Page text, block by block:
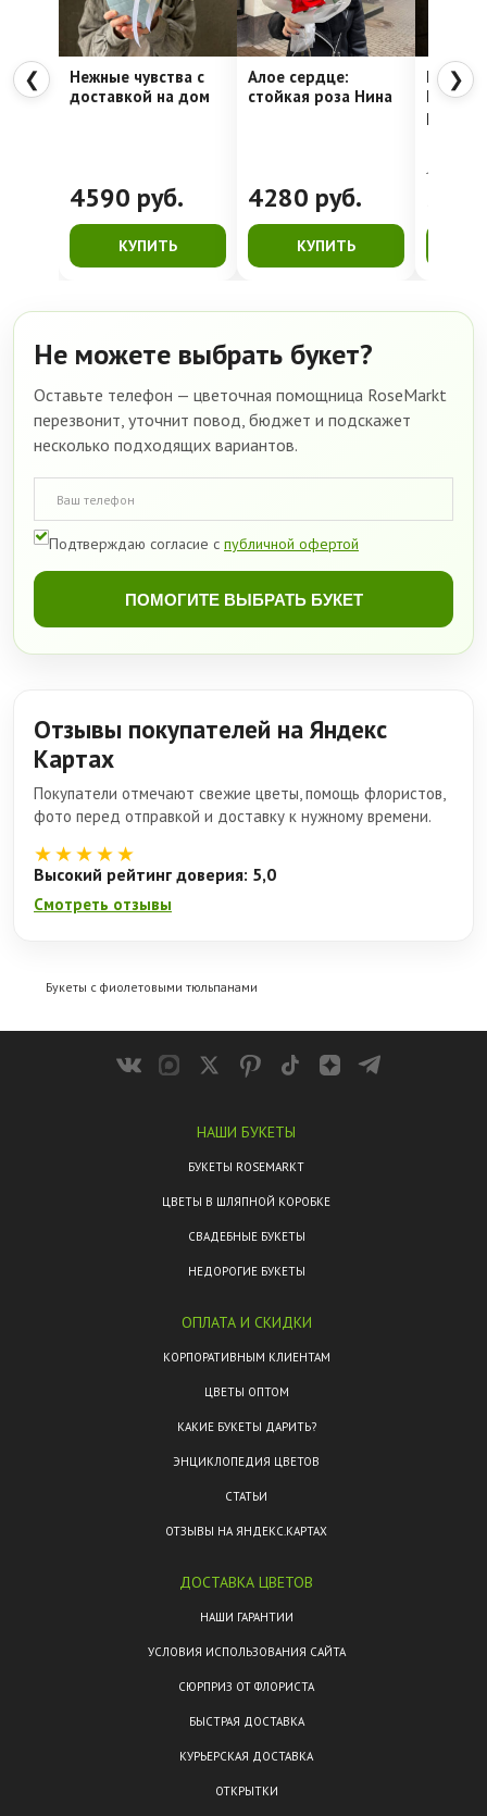
❮
Нежные чувства с
доставкой на дом
4590 руб.
КУПИТЬ
Алое сердце:
стойкая роза Нина
4280 руб.
КУПИТЬ
Недели
4762
❯
Не можете выбрать букет?
Оставьте телефон — цветочная помощница RoseMarkt
перезвонит, уточнит повод, бюджет и подскажет
несколько подходящих вариантов.
Подтверждаю согласие с публичной офертой
ПОМОГИТЕ ВЫБРАТЬ БУКЕТ
Отзывы покупателей на Яндекс
Картах
Покупатели отмечают свежие цветы, помощь флористов,
фото перед отправкой и доставку к нужному времени.
★★★★★
Высокий рейтинг доверия: 5,0
Смотреть отзывы
Букеты с фиолетовыми тюльпанами
НАШИ БУКЕТЫ
БУКЕТЫ ROSEMARKT
ЦВЕТЫ В ШЛЯПНОЙ КОРОБКЕ
СВАДЕБНЫЕ БУКЕТЫ
НЕДОРОГИЕ БУКЕТЫ
ОПЛАТА И СКИДКИ
КОРПОРАТИВНЫМ КЛИЕНТАМ
ЦВЕТЫ ОПТОМ
КАКИЕ БУКЕТЫ ДАРИТЬ?
ЭНЦИКЛОПЕДИЯ ЦВЕТОВ
СТАТЬИ
ОТЗЫВЫ НА ЯНДЕКС.КАРТАХ
ДОСТАВКА ЦВЕТОВ
НАШИ ГАРАНТИИ
УСЛОВИЯ ИСПОЛЬЗОВАНИЯ САЙТА
СЮРПРИЗ ОТ ФЛОРИСТА
БЫСТРАЯ ДОСТАВКА
КУРЬЕРСКАЯ ДОСТАВКА
ОТКРЫТКИ